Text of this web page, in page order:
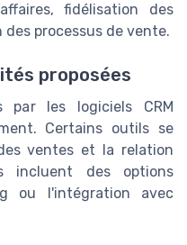
fidélisation des
processus de vente.
proposées
par les logiciels CRM
Certains outils se
ventes et la relation
incluent des options
ou l'intégration avec